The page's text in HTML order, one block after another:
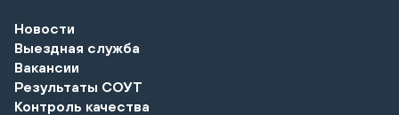
Новости
Выездная служба
Вакансии
Результаты СОУТ
Контроль качества